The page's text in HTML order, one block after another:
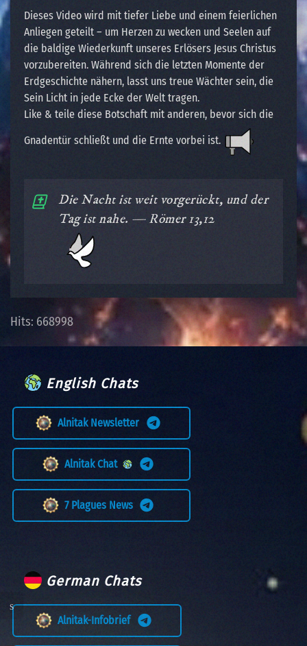
Dieses Video wird mit tiefer Liebe und einem feierlichen
Anliegen geteilt – um Herzen zu wecken und Seelen auf
die baldige Wiederkunft unseres Erlösers Jesus Christus
vorzubereiten. Während sich die letzten Momente der
Erdgeschichte nähern, lasst uns treue Wächter sein, die
Sein Licht in jede Ecke der Welt tragen.
Like & teile diese Botschaft mit anderen, bevor sich die
Gnadentür schließt und die Ernte vorbei ist.
Die Nacht ist weit vorgerückt, und der
Tag ist nahe. — Römer 13,12
Hits: 668998
English Chats
Alnitak Newsletter
Alnitak Chat
7 Plagues News
German Chats
Alnitak-Infobrief